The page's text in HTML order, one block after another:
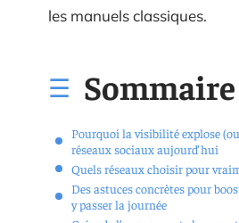
les manuels classiques.
Sommaire
Pourquoi la visibilité explose (ou
réseaux sociaux aujourd’hui
Quels réseaux choisir pour
Des astuces concrètes pour
y passer la journée